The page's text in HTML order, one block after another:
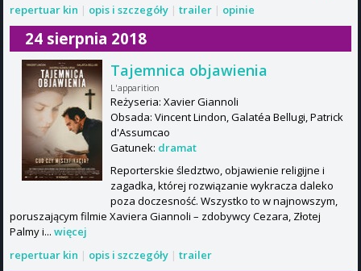
repertuar kin | opis i szczegóły | trailer | opinie
24 sierpnia 2018
Tajemnica objawienia
L'apparition
Reżyseria: Xavier Giannoli
Obsada: Vincent Lindon, Galatéa Bellugi, Patrick
d'Assumcao
Gatunek: dramat
Reporterskie śledztwo, objawienie religijne i
zagadka, której rozwiązanie wykracza daleko
poza doczesność. Wszystko to w najnowszym,
poruszającym filmie Xaviera Giannoli – zdobywcy Cezara, Złotej
Palmy i... więcej
repertuar kin | opis i szczegóły | trailer